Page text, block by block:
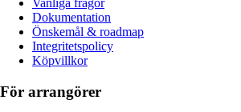
Vanliga frågor
Dokumentation
Önskemål & roadmap
Integritetspolicy
Köpvillkor
För arrangörer